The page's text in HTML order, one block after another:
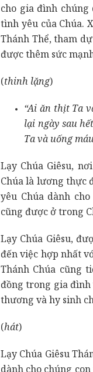
cho gia đình
tình yêu của Chúa.
Thánh Thể, tham
được thêm sức
(thinh lặng)
“Ai ăn thịt Ta
lại ngày sau
Ta và uống
Lạy Chúa Giêsu,
Chúa là lương thực
yêu Chúa dành
cũng được ở trong
Lạy Chúa Giêsu,
đến việc hợp nhất
Thánh Chúa cũng
đồng trong gia đình
thương và hy sinh
(hát)
Lạy Chúa Giêsu
dành cho chúng